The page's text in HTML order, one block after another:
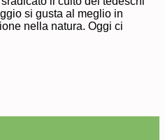
si gusta al meglio in
nella natura. Oggi ci